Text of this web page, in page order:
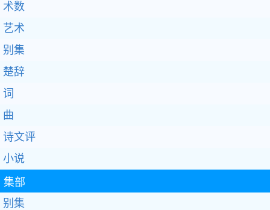
术数
艺术
别集
楚辞
词
曲
诗文评
小说
集部
别集